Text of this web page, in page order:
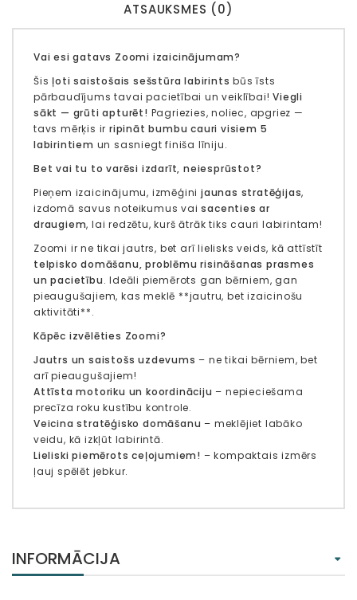
ATSAUKSMES (0)
Vai esi gatavs Zoomi izaicinājumam?
Šis ļoti saistošais sešstūra labirints būs īsts
pārbaudījums tavai pacietībai un veiklībai!Viegli
sākt — grūti apturēt! Pagriezies, noliec, apgriez —
tavs mērķis ir ripināt bumbu cauri visiem 5
labirintiem un sasniegt finiša līniju.
Bet vai tu to varēsi izdarīt, neiesprūstot?
Pieņem izaicinājumu, izmēģini jaunas stratēģijas,
izdomā savus noteikumus vaisacenties ar
draugiem, lai redzētu, kurš ātrāk tiks cauri labirintam!
Zoomi ir ne tikai jautrs, bet arī lielisks veids, kā attīstīt
telpisko domāšanu, problēmu risināšanas prasmes
un pacietību. Ideāli piemērots gan bērniem, gan
pieaugušajiem, kas meklē **jautru, bet izaicinošu
aktivitāti**.
Kāpēc izvēlēties Zoomi?
Jautrs un saistošs uzdevums – ne tikai bērniem, bet
arī pieaugušajiem!
Attīsta motoriku un koordināciju – nepieciešama
precīza roku kustību kontrole.
Veicina stratēģisko domāšanu – meklējiet labāko
veidu, kā izkļūt labirintā.
Lieliski piemērots ceļojumiem! – kompaktais izmērs
ļauj spēlēt jebkur.
INFORMĀCIJA